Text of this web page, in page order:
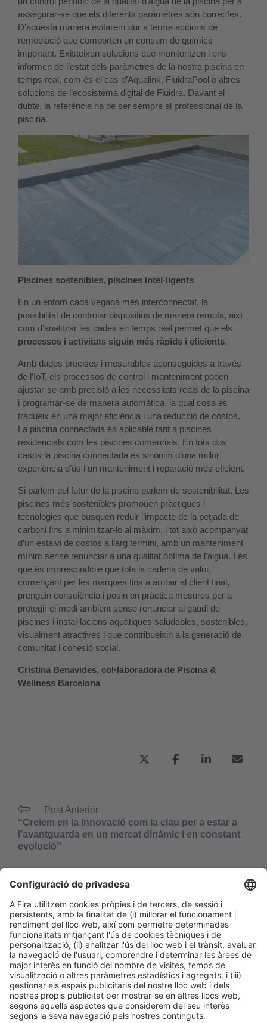
assegurar-se que els diferents paràmetres són correctes.
D’aquesta manera evitarem dur a terme accions de
remediació que comporten un consum de químics
important. Existeixen solucions que monitoritzen i ens
informen de l’estat dels paràmetres de la nostra piscina en
temps real, com és el cas d’Aqualink, FluidraPool o altres
solucions de l’ecosistema digital de Fluidra. Davant el
dubte, la referència ha de ser sempre el professional de la
piscina.
Piscines sostenibles, piscines intel·ligents
En un entorn cada vegada més interconnectat, la
possibilitat de controlar dispositius de manera remota, així
com d’analitzar les dades en temps real permet que els
processos i activitats siguin més ràpids i eficients.
Amb dades precises i mesurables aconseguides a través
de l’IoT, els processos de control i manteniment poden
ajustar-se amb precisió a les necessitats reals de la piscina
i programar-se de manera automàtica, la qual cosa es
tradueix en una major eficiència i una reducció de costos.
La piscina connectada és aplicable tant a piscines
residencials com les piscines comercials. En tots dos
casos la piscina connectada és sinònim d’una millor
experiència d’ús i un manteniment i reparació més eficient.
Si parlem del futur de la piscina parlem de sostenibilitat. Les
piscines més sostenibles promouen pràctiques i
tecnologies que busquen reduir l’impacte de la petjada de
carboni fins a minimitzar-lo al màxim, i tot això acompanyat
d’un estalvi de costos a llarg termini, amb un manteniment
mínim sense renunciar a una qualitat òptima de l’aigua. I és
que és imprescindible que tota la cadena de valor,
començant per les marques fins a arribar al client final,
prenguin consciència i posin en pràctica mesures per a
protegir el medi ambient sense renunciar al gaudi de
piscines i instal·lacions aquàtiques saludables, sostenibles,
visualment atractives i que contribueixin a la generació de
comunitat i cohesió social.
Cristina Benavides, col·laboradora de Piscina &
Wellness Barcelona
Post Anterior
“Creiem en la innovació com la clau per a estar a
l’avantguarda en un mercat dinàmic i en constant
evolució”
“Wellness és innovació, disseny, sostenibilitat i, en
Informació generalAvís legalPolítica de privacitat
Política de cookies